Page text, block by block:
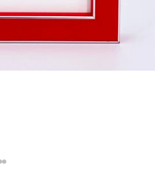
zu Element 1
zu Element 2
zu Element 3
Gehe zu Element 4